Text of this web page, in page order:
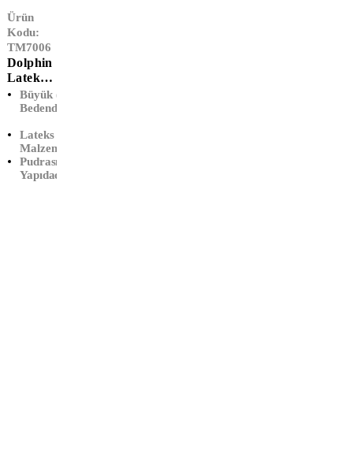
Ürün
Kodu:
TM7006
Dolphin
Lateks
Pudrasız
Muayen
Eldiveni
(L-
Büyük)
Büyük (L)
Bedendir
Lateks
Malzemedir
Pudrasız
Yapıdadır